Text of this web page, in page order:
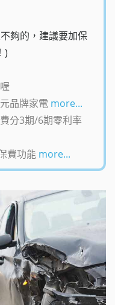
夠的，建議要加保
)
品牌家電 more...
分3期/6期零利率
費功能 more...